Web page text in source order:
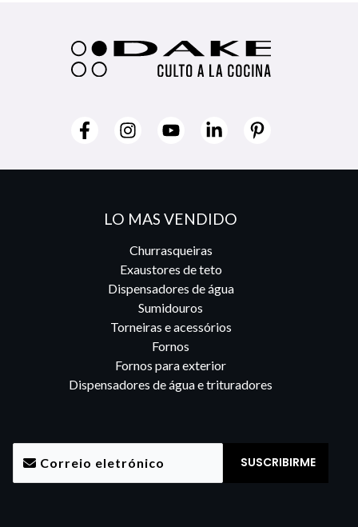
LO MAS VENDIDO
Churrasqueiras
Exaustores de teto
Dispensadores de água
Sumidouros
Torneiras e acessórios
Fornos
Fornos para exterior
Dispensadores de água e trituradores